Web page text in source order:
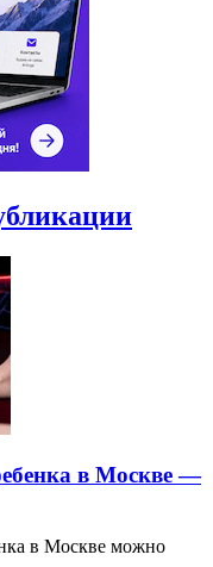
в Москве —
в Москве можно